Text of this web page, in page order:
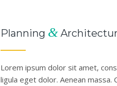
Planning &
Lorem ipsum dolor sit amet,
ligula eget dolor. Aenean massa.